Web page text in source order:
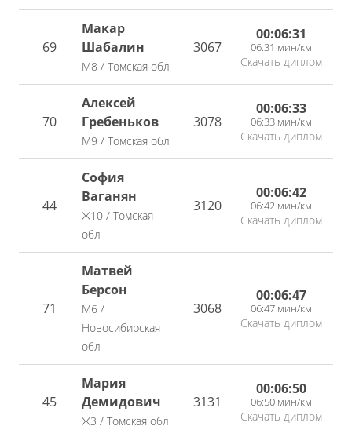
69
Макар
Шабалин
М8 / Томская обл
3067
00:06:31
06:31 мин/км
Скачать диплом
70
Алексей
Гребеньков
М9 / Томская обл
3078
00:06:33
06:33 мин/км
Скачать диплом
44
София
Ваганян
Ж10 / Томская
обл
3120
00:06:42
06:42 мин/км
Скачать диплом
71
Матвей
Берсон
М6 /
Новосибирская
обл
3068
00:06:47
06:47 мин/км
Скачать диплом
45
Мария
Демидович
Ж3 / Томская обл
3131
00:06:50
06:50 мин/км
Скачать диплом